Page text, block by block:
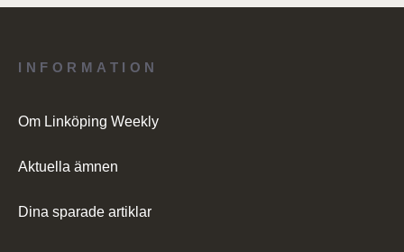
INFORMATION
Om Linköping Weekly
Aktuella ämnen
Dina sparade artiklar